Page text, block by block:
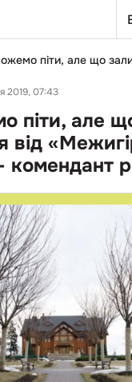
2019, 07:43
піти, але
від
комендант